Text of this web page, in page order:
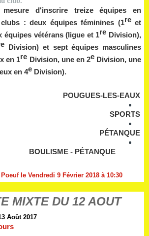
d'inscrire treize équipes en
: deux équipes féminines (1reet
équipes vétérans (ligue et 1re Division),
Division) et sept équipes masculines
en 1re Division, une en 2eDivision, une
en 4e Division).
POUGUES-LES-EAUX
SPORTS
PÉTANQUE
BOULISME - PÉTANQUE
le Vendredi 9 Février 2018 à 10:30
MIXTE DU 12 AOUT
Août 2017